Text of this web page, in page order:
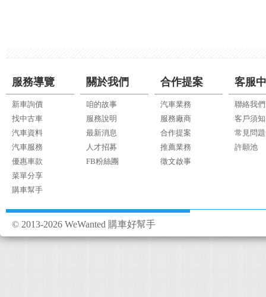
服務導覽
新車詢價
找中古車
汽車資料
汽車服務
優惠車款
菜單分享
購車幫手
關於我們
咱的故事
服務說明
最新消息
人才招募
FB粉絲團
合作提案
汽車業務
服務廠商
合作提案
推薦業務
徵文啟事
客服
聯絡我們
客戶須知
常見問題
許願池
© 2013-2026 WeWanted 購車好幫手